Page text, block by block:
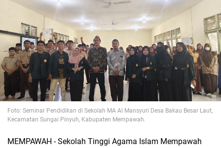
Foto: Seminar Pendidikan di Sekolah MA Al Mansyuri Desa Bakau Besar Laut,
Kecamatan Sungai Pinyuh, Kabupaten Mempawah.
MEMPAWAH - Sekolah Tinggi Agama Islam Mempawah